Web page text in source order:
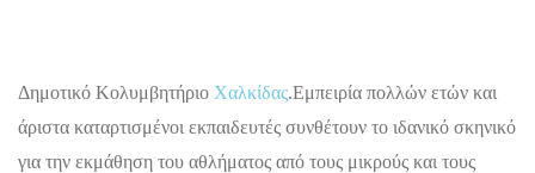
Δημοτικό Κολυμβητήριο Χαλκίδας.Εμπειρία πολλών ετών και
άριστα καταρτισμένοι εκπαιδευτές συνθέτουν το ιδανικό σκηνικό
για την εκμάθηση του αθλήματος από τους μικρούς και τους